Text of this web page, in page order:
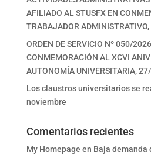
AFILIADO AL STUSFX EN
TRABAJADOR
ORDEN DE SERVICIO Nº 050/
CONMEMORACIÓN AL XCVI
AUTONOMÍA UNIVERSITARIA,
Los claustros universitarios se
noviembre
Comentarios recientes
My Homepage en Baja demanda